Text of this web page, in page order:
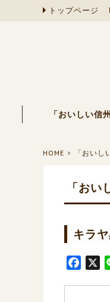
トップページ
「おいしい信
HOME 「おいし
「おい
キラ